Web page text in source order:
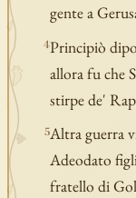
gente a
4Principiò
allora fu che
stirpe de'
5Altra guerra
Adeodato
fratello di